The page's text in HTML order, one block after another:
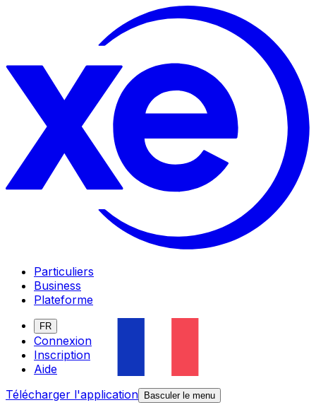
Particuliers
Business
Plateforme
FR
Connexion
Inscription
Aide
Télécharger l'application
Basculer le menu